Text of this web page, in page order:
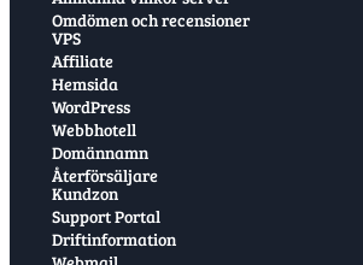
Omdömen och recensioner
VPS
Affiliate
Hemsida
WordPress
Webbhotell
Domännamn
Återförsäljare
Kundzon
Support Portal
Driftinformation